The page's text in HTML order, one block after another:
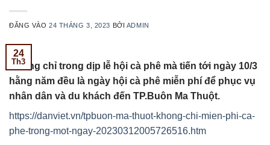
ĐĂNG VÀO24 THÁNG 3, 2023 BỞI ADMIN
24
Th3
Không chỉ trong dịp lễ hội cà phê mà tiến tới ngày 10/3
hằng năm đều là ngày hội cà phê miễn phí để phục vụ
nhân dân và du khách đến TP.Buôn Ma Thuột.
https://danviet.vn/tpbuon-ma-thuot-khong-chi-mien-phi-ca-
phe-trong-mot-ngay-20230312005726516.htm